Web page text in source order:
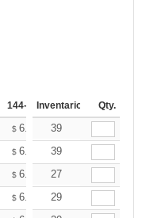
144-287 288 + Mas
Inventario Qty.
$ 6.55 $6.44
39
$ 6.55 $6.44
39
$ 6.55 $6.44
27
$ 6.55 $6.44
29